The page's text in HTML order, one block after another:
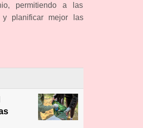
permitiendo a las
y planificar mejor las